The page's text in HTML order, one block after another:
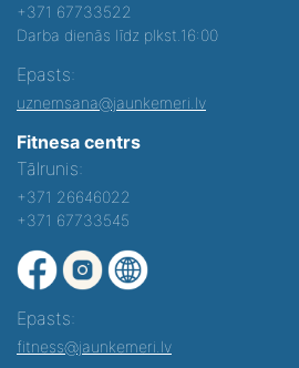
+371 67733522
Darba dienās līdz plkst.16:00
Epasts:
uznemsana@jaunkemeri.lv
Fitnesa centrs
Tālrunis:
+371 26646022
+371 67733545
Epasts:
fitness@jaunkemeri.lv